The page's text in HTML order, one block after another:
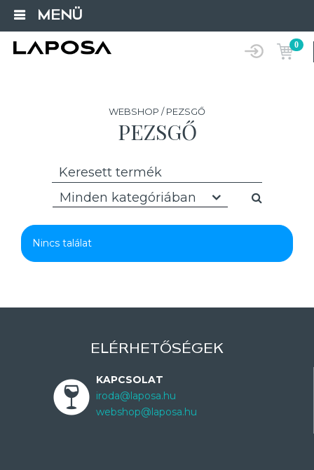
MENÜ
0
WEBSHOP / PEZSGŐ
PEZSGŐ
Minden kategóriában
Nincs találat
ELÉRHETŐSÉGEK
KAPCSOLAT
iroda@laposa.hu
webshop@laposa.hu